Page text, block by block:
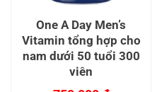
One A Day Men’s
Vitamin tổng hợp cho
nam dưới 50 tuổi 300
viên